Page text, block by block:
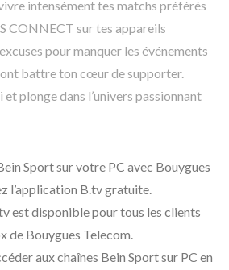
intensément tes matchs préférés
CONNECT sur tes appareils
pour manquer les événements
battre ton cœur de supporter.
et plonge dans l’univers passionnant
Sport sur votre PC avec Bouygues
l’application B.tv gratuite.
est disponible pour tous les clients
de Bouygues Telecom.
aux chaînes Bein Sport sur PC en